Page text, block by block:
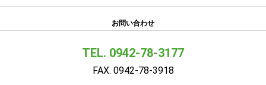
お問い合わせ
TEL. 0942-78-3177
FAX. 0942-78-3918